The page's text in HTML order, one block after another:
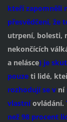
kteří zapomněli
přesvědčeni, že
utrpení, bolesti,
nekončících
a nelásce) je
pouzeti lidé,
rozhodují se v ní
vlastníovládání.
než 98 procent